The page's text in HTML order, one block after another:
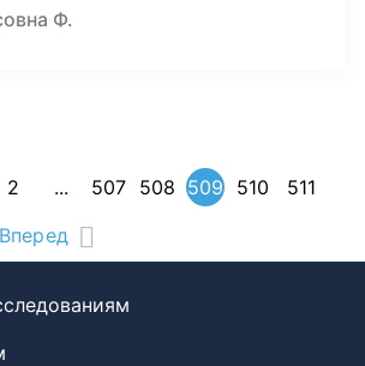
Ф.
2 ... 507 508 509 510
511
Вперед